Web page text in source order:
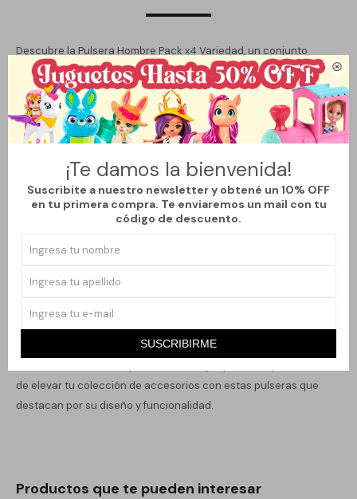

¡Te damos la bienvenida!
Suscribite a nuestro newsletter y obtené un 10% OFF
en tu primera compra. Te enviaremos un mail con tu
código de descuento.
SUSCRIBIRME
Descubre la Pulsera Hombre Pack x4 Variedad, un conjunto
diseñado para el hombre moderno que busca complementar su
estilo con elegancia y versatilidad. Este pack incluye cuatro
pulseras únicas que se adaptan a diferentes ocasiones, desde
un look casual hasta uno más formal. Cada pulsera cuenta con
Fabricadas con materiales de alta calidad, estas pulseras son
cómodas y duraderas, ideales para el uso diario. Su diseño
haciendo que cada conjunto sea único. Perfectas para hombres
adultos que valoran la moda y desean expresar su individualidad
pack es una excelente elección. Aporta un aire de sofisticación y
de elevar tu colección de accesorios con estas pulseras que
destacan por su diseño y funcionalidad.
Productos que te pueden interesar